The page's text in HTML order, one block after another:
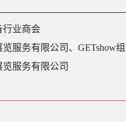
行业商会
服务有限公司、GETshow
服务有限公司